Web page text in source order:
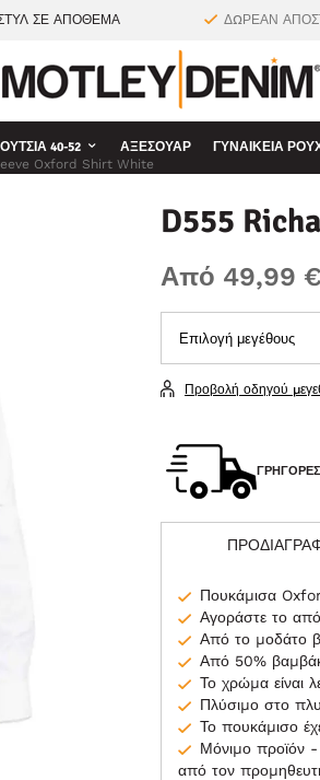
ΣΕ ΑΠΟΘΕΜΑ ΔΩΡΕΑΝ
40-52 ΑΞΕΣΟΥΆΡ ΓΥΝΑΙΚΕΊΑ
Oxford Shirt White
D555
Από 49,99 €
Προβολή οδηγού
Πουκάμισα
Αγοράστε το
Από το μοδάτο
Από 50%
Το χρώμα είναι
Πλύσιμο στο
Το πουκάμισο
Μόνιμο προϊόν -
από τον